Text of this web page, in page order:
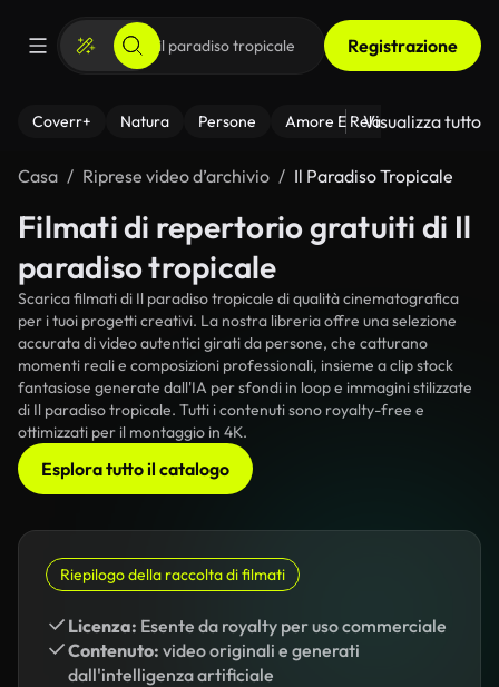
Registrazione
Coverr+ Natura Persone Amore E Relazioni Il
Visualizza tutto
Casa Riprese video d’archivio Il Paradiso Tropicale
Filmati di repertorio gratuiti di Il
paradiso tropicale
Scarica filmati di Il paradiso tropicale di qualità cinematografica
per i tuoi progetti creativi. La nostra libreria offre una selezione
accurata di video autentici girati da persone, che catturano
momenti reali e composizioni professionali, insieme a clip stock
fantasiose generate dall'IA per sfondi in loop e immagini stilizzate
di Il paradiso tropicale. Tutti i contenuti sono royalty-free e
ottimizzati per il montaggio in 4K.
Esplora tutto il catalogo
Riepilogo della raccolta di filmati
Licenza: Esente da royalty per uso commerciale
Contenuto: video originali e generati
dall'intelligenza artificiale